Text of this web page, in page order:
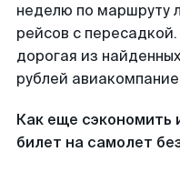
неделю по маршруту
рейсов с
дорогая из
рублей
Как еще сэкономить
билет на самолет